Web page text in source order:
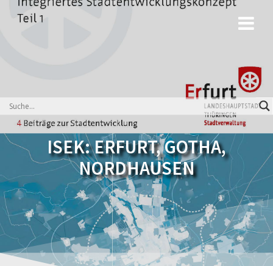
Zum
ISEK: ERFURT, GOTHA,
NORDHAUSEN